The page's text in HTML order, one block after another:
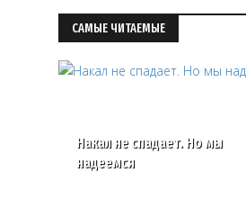
САМЫЕ ЧИТАЕМЫЕ
Накал не спадает. Но мы
надеемся